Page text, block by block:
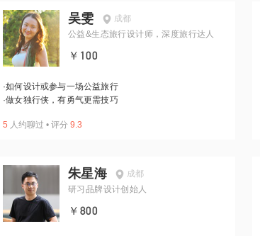
吴雯
成都
公益&生态旅行设计师，深度旅行达人
￥100
·如何设计或参与一场公益旅行
·做女独行侠，有勇气更需技巧
5 人约聊过 • 评分 9.3
朱星海
成都
研习品牌设计创始人
￥800